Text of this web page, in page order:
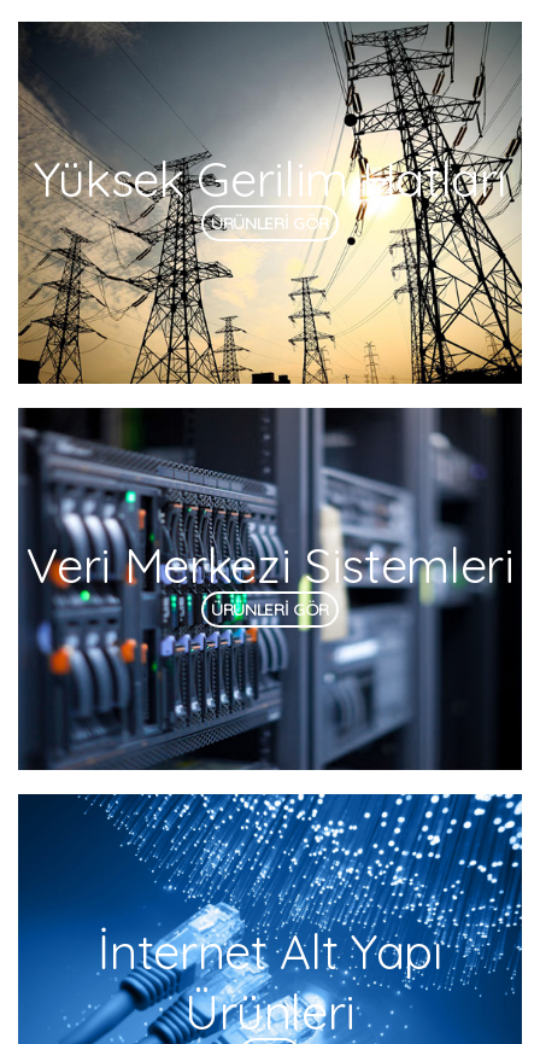
Yüksek Gerilim Hatları
ÜRÜNLERİ GÖR
Veri Merkezi Sistemleri
ÜRÜNLERİ GÖR
İnternet Alt Yapı
Ürünleri